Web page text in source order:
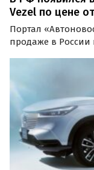
Vezel по цене
Портал
продаже в России
классифайдов